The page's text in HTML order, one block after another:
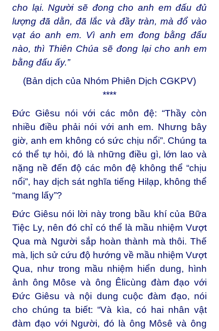
cho lại. Người sẽ đong cho anh em đấu đủ
lượng đã dằn, đã lắc và đầy tràn, mà đổ vào
vạt áo anh em. Vì anh em đong bằng đấu
nào, thì Thiên Chúa sẽ đong lại cho anh em
bằng đấu ấy.”
(Bản dịch của Nhóm Phiên Dịch CGKPV)
****
Đức Giêsu nói với các môn đệ: “Thầy còn
nhiều điều phải nói với anh em. Nhưng bây
giờ, anh em không có sức chịu nổi”. Chúng ta
có thể tự hỏi, đó là những điều gì, lớn lao và
nặng nề đến độ các môn đệ không thể “chịu
nổi”, hay dịch sát nghĩa tiếng Hilạp, không thể
“mang lấy”?
Đức Giêsu nói lời này trong bầu khí của Bữa
Tiệc Ly, nên đó chỉ có thể là mầu nhiệm Vượt
Qua mà Người sắp hoàn thành mà thôi. Thế
mà, lịch sử cứu độ hướng về mầu nhiệm Vượt
Qua, như trong mầu nhiệm hiển dung, hình
ảnh ông Môse và ông Êlicùng đàm đạo với
Đức Giêsu và nội dung cuộc đàm đạo, nói
cho chúng ta biết: “Và kìa, có hai nhân vật
đàm đạo với Người, đó là ông Môsê và ông